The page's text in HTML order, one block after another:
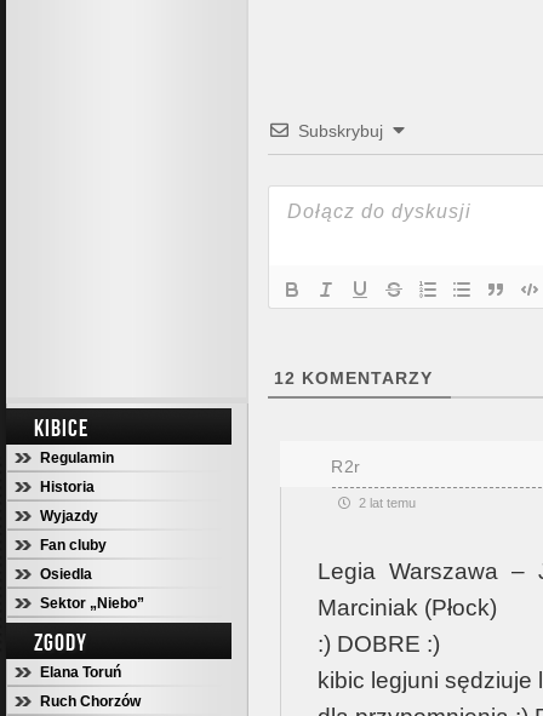
KIBICE
Regulamin
Historia
Wyjazdy
Fan cluby
Osiedla
Sektor „Niebo”
ZGODY
Elana Toruń
Ruch Chorzów
Subskrybuj
12 KOMENTARZY
R2r
2 lat temu
Legia Warszawa –
Marciniak (Płock)
:) DOBRE :)
kibic legjuni sędziuje